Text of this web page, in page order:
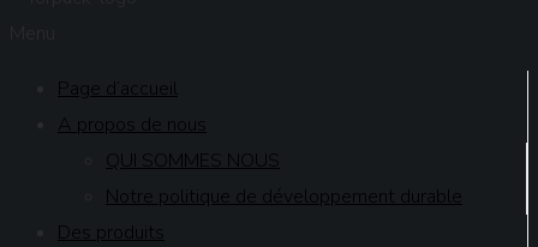
Page d’accueil
A propos de nous
QUI SOMMES NOUS
Notre politique de développement durable
Des produits